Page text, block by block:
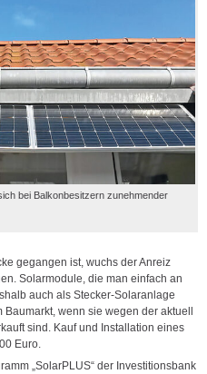
bei Balkonbesitzern zunehmender
gegangen ist, wuchs der Anreiz
Solarmodule, die man einfach an
auch als Stecker-Solaranlage
wenn sie wegen der aktuell
sind. Kauf und Installation eines
Euro.
„SolarPLUS“ der Investitionsbank